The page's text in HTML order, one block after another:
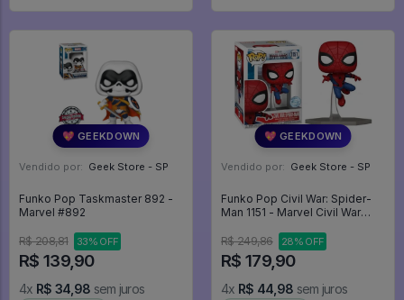
💖 GEEKDOWN
Vendido por: Geek Store - SP
Funko Pop Taskmaster 892 -
Marvel #892
R$ 208,81 33% OFF
R$ 139,90
4x R$ 34,98 sem juros
💖 GEEKDOWN
Vendido por: Geek Store - SP
Funko Pop Civil War: Spider-
Man 1151 - Marvel Civil War
R$ 249,86
28% OFF
R$ 179,90
4x R$ 44,98 sem juros